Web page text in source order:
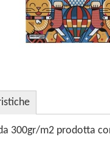
300gr/m2 prodotta